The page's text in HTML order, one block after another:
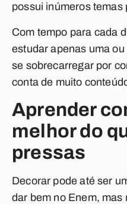
possui inúmeros
Com tempo para cada
estudar apenas uma
se sobrecarregar por
conta de muito
Aprender
melhor do
pressas
Decorar pode até ser
dar bem no Enem, mas